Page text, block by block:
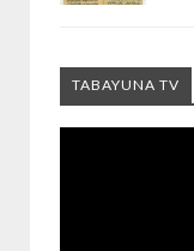
TABAYUNA TV